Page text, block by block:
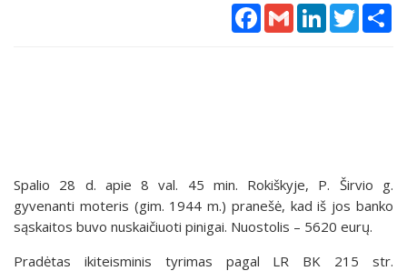
Facebook
Gmail LinkedInTwitter
Spalio 28 d. apie 8 val. 45 min. Rokiškyje, P. Širvio g.
gyvenanti moteris (gim. 1944 m.) pranešė, kad iš jos banko
sąskaitos buvo nuskaičiuoti pinigai. Nuostolis – 5620 eurų.
Pradėtas ikiteisminis tyrimas pagal LR BK 215 str.